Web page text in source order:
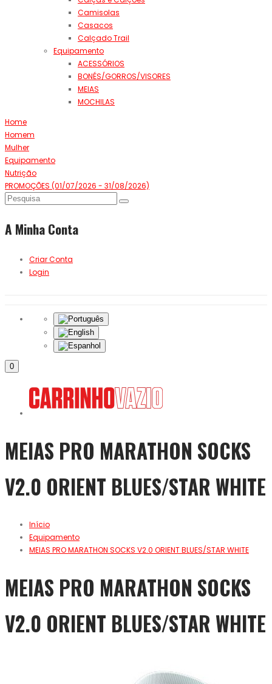
Camisolas
Casacos
Calçado Trail
Equipamento
ACESSÓRIOS
BONÉS/GORROS/VISORES
MEIAS
MOCHILAS
Home
Homem
Mulher
Equipamento
Nutrição
PROMOÇÕES (01/07/2026 - 31/08/2026)
A Minha Conta
Criar Conta
Login
0
MEIAS PRO MARATHON SOCKS
V2.0 ORIENT BLUES/STAR WHITE
Início
Equipamento
MEIAS PRO MARATHON SOCKS V2.0 ORIENT BLUES/STAR WHITE
MEIAS PRO MARATHON SOCKS
V2.0 ORIENT BLUES/STAR WHITE